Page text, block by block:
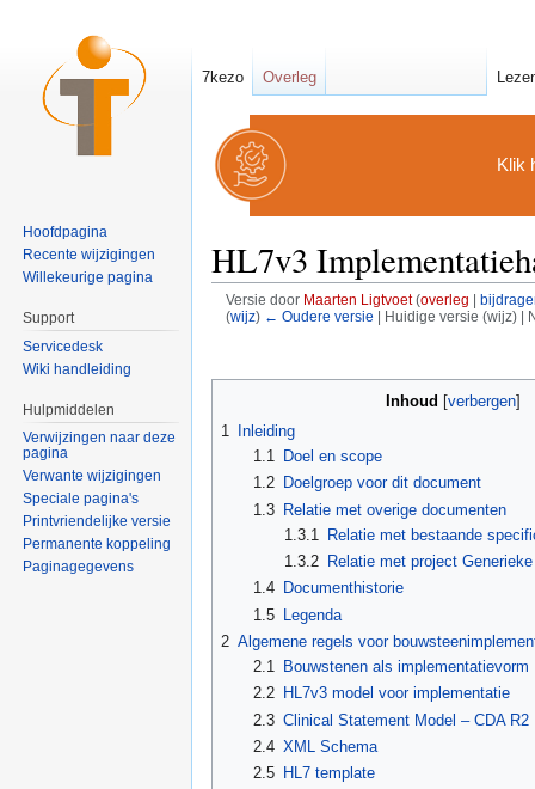
Klik
HL7v3
Versie door Maarten Ligtvoet (overleg |
(wijz) ← Oudere versie | Huidige versie (wijz) |
Inhoud verbergen
1
Inleiding
1.1
Doel en scope
1.2
Doelgroep voor dit document
1.3
Relatie met overige documenten
1.3.1
Relatie met bestaande
1.3.2 Relatie met project
1.4
Documenthistorie
1.5
Legenda
2 Algemene regels voor
2.1
Bouwstenen als implementatievorm
2.2
HL7v3 model voor implementatie
2.3 Clinical Statement Model – CDA R2
2.4 XML Schema
2.5
HL7 template
7kezo Overleg
Hoofdpagina
Recente wijzigingen
Willekeurige pagina
Support
Servicedesk
Wiki handleiding
Hulpmiddelen
Verwijzingen naar deze
pagina
Verwante wijzigingen
Speciale pagina's
Printvriendelijke versie
Permanente koppeling
Paginagegevens